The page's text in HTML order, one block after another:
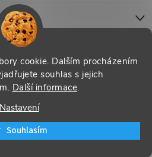
cookie. Dalším procházením
souhlas s jejich
Další informace.
Nastavení
Souhlasím
Shoptet
. Všechna práva vyhrazena.
cookies